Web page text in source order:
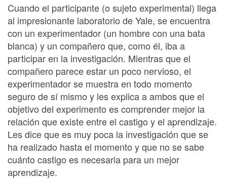
Cuando el participante (o sujeto experimental) llega
al impresionante laboratorio de Yale, se encuentra
con un experimentador (un hombre con una bata
blanca) y un compañero que, como él, iba a
participar en la investigación. Mientras que el
compañero parece estar un poco nervioso, el
experimentador se muestra en todo momento
seguro de sí mismo y les explica a ambos que el
objetivo del experimento es comprender mejor la
relación que existe entre el castigo y el aprendizaje.
Les dice que es muy poca la investigación que se
ha realizado hasta el momento y que no se sabe
cuánto castigo es necesaria para un mejor
aprendizaje.